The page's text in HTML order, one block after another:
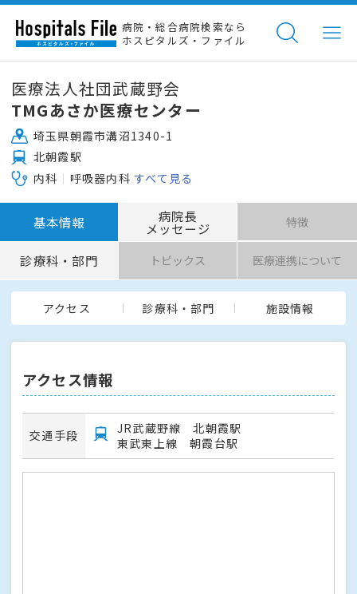
病院・総合病院検索なら
ホスピタルズ・ファイル
医療法人社団武蔵野会
TMGあさか医療センター
埼玉県朝霞市溝沼1340-1
北朝霞駅
内科
呼吸器内科 すべて見る
基本情報 病院長
メッセージ 特徴
診療科・部門 トピックス 医療連携について
アクセス 診療科・部門 施設情報
アクセス情報
交通手段
JR武蔵野線 北朝霞駅
東武東上線 朝霞台駅